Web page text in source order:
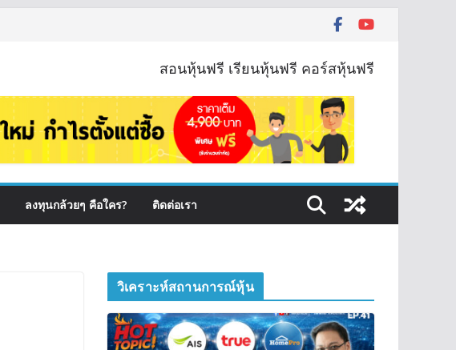
สอนหุ้นฟรี เรียนหุ้นฟรี คอร์สหุ้นฟรี
ลงทุนกล้วยๆ คือใคร? ติดต่อเรา
วิเคราะห์สถานการณ์หุ้น